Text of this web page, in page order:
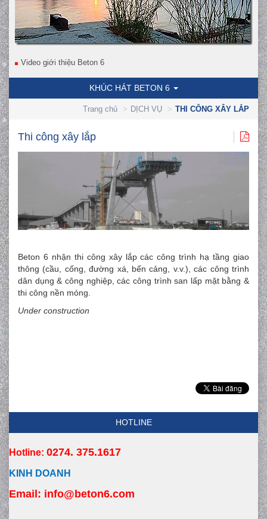
Video giới thiệu Beton 6
KHÚC HÁT BETON 6
Trang chủ DỊCH VỤ THI CÔNG XÂY LẮP
Thi công xây lắp
Beton 6 nhận thi công xây lắp các công trình hạ tầng giao
thông (cầu, cống, đường xá, bến cảng, v.v.), các công trình
dân dụng & công nghiệp, các công trình san lấp mặt bằng &
thi công nền móng.
Under construction
HOTLINE
Hotline: 0274. 375.1617
KINH DOANH
Email: info@beton6.com